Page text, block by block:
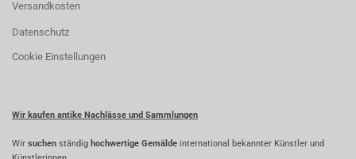
Versandkosten
Datenschutz
Cookie Einstellungen
Wir kaufen antike Nachlässe und Sammlungen
Wir suchen ständig hochwertige Gemälde international bekannter Künstler und